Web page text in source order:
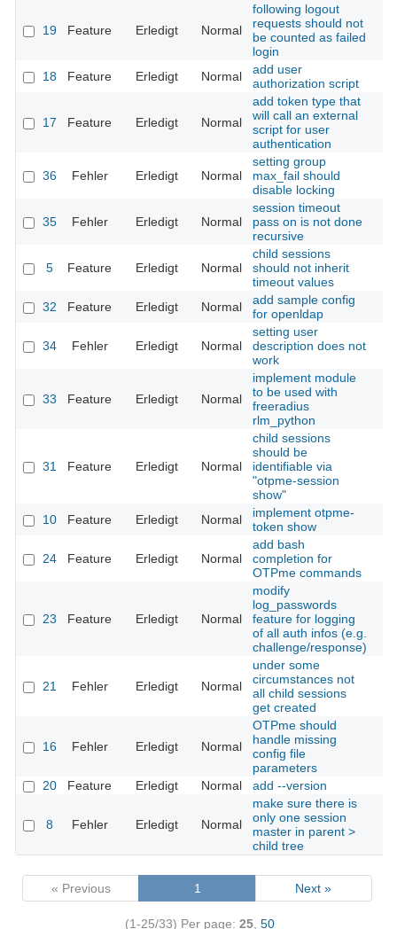
19 Feature Erledigt Normal
following logout
requests should not
be counted as failed
login
18 Feature Erledigt Normal
add user
authorization script
17 Feature Erledigt Normal
add token type that
will call an external
script for user
authentication
36 Fehler Erledigt Normal
setting group
max_fail should
disable locking
35 Fehler Erledigt Normal
session timeout
pass on is not done
recursive
5 Feature Erledigt Normal
child sessions
should not inherit
timeout values
32 Feature Erledigt Normal
add sample config
for openldap
34 Fehler Erledigt Normal
setting user
description does not
work
33 Feature Erledigt Normal
implement module
to be used with
freeradius
rlm_python
31 Feature Erledigt Normal
child sessions
should be
identifiable via
"otpme-session
show"
10 Feature Erledigt Normal
implement otpme-
token show
24 Feature Erledigt Normal
add bash
completion for
OTPme commands
23 Feature Erledigt Normal
modify
log_passwords
feature for logging
of all auth infos (e.g.
challenge/response)
21 Fehler Erledigt Normal
under some
circumstances not
all child sessions
get created
16 Fehler Erledigt Normal
OTPme should
handle missing
config file
parameters
20 Feature Erledigt Normal add --version
8 Fehler Erledigt Normal
make sure there is
only one session
master in parent >
child tree
« Previous 1 Next »
(1-25/33) Per page: 25 50